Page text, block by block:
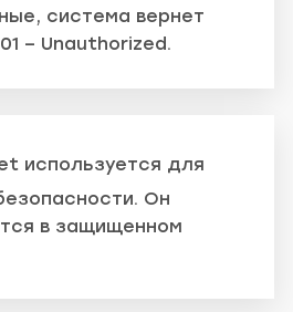
система вернет
– Unauthorized.
используется для
Он
в защищенном